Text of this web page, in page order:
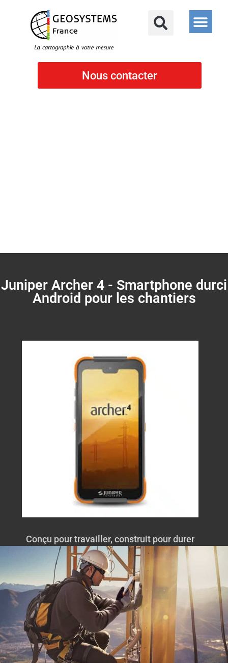
Nous contacter
Juniper Archer 4 - Smartphone durci
Android pour les chantiers
Conçu pour travailler, construit pour durer